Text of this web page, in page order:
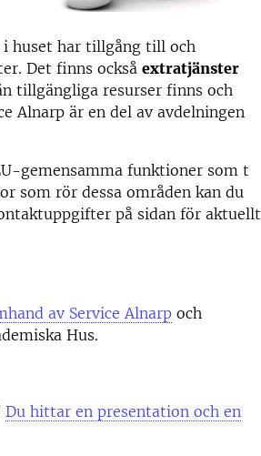
i huset har tillgång till och
Det finns också extratjänster
tillgängliga resurser finns och
Alnarp är en del av avdelningen
gemensamma funktioner som t
som rör dessa områden kan du
på sidan för aktuellt
av Service Alnarp och
Hus.
Du hittar en presentation och en